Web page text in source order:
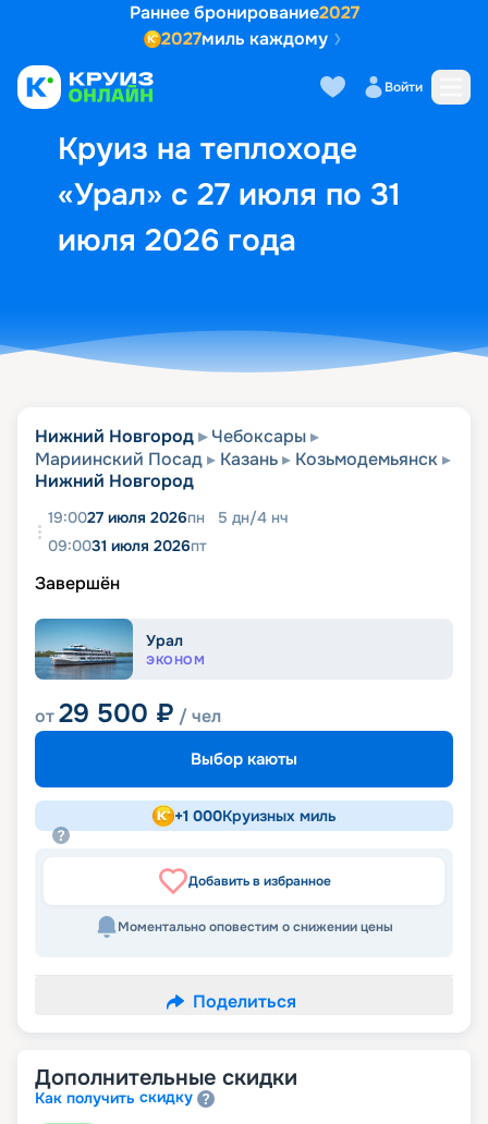
Раннее бронирование2027
2027миль каждому
Войти
Круиз на теплоходе
«Урал» с 27 июля по 31
июля 2026 года
Выбор кают Маршрут и
Нижний Новгород
Чебоксары
Мариинский Посад
Казань
Козьмодемьянск
Нижний Новгород
19:0027 июля 2026пн 5 дн/4 нч
09:0031 июля 2026пт
Завершён
Урал
ЭКОНОМ
от29 500 ₽ / чел
Выбор каюты
+1 000Круизных миль
Добавить в избранное
Моментально оповестим о снижении цены
Поделиться
Дополнительные скидки
Как получить скидку